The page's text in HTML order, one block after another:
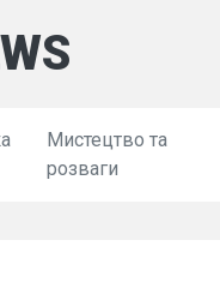
Мистецтво та
розваги